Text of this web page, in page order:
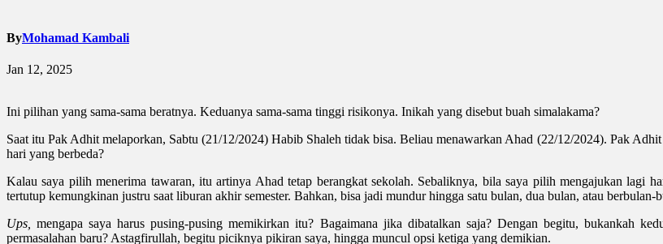
ByMohamad Kambali
Jan 12, 2025
Ini pilihan yang sama-sama beratnya. Keduanya sama-sama tinggi risikonya. Inikah yang disebut buah simalakama?
Saat itu Pak Adhit melaporkan, Sabtu (21/12/2024) Habib Shaleh tidak bisa. Beliau menawarkan Ahad (22/12/2024). Pak
hari yang berbeda?
Kalau saya pilih menerima tawaran, itu artinya Ahad tetap berangkat sekolah. Sebaliknya, bila saya pilih mengajukan lagi
tertutup kemungkinan justru saat liburan akhir semester. Bahkan, bisa jadi mundur hingga satu bulan, dua bulan, atau berbulan-
Ups, mengapa saya harus pusing-pusing memikirkan itu? Bagaimana jika dibatalkan saja? Dengan begitu, bukankah
permasalahan baru? Astagfirullah, begitu piciknya pikiran saya, hingga muncul opsi ketiga yang demikian.